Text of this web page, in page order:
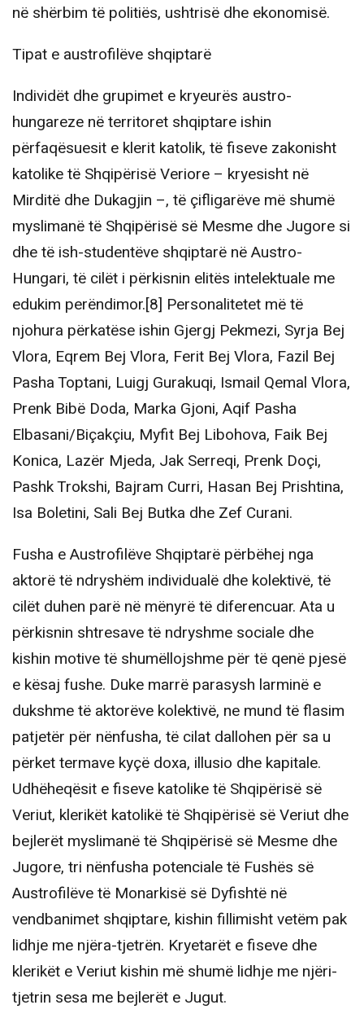
në shërbim të politiës, ushtrisë dhe ekonomisë.
Tipat e austrofilëve shqiptarë
Individët dhe grupimet e kryeurës austro-
hungareze në territoret shqiptare ishin
përfaqësuesit e klerit katolik, të fiseve zakonisht
katolike të Shqipërisë Veriore – kryesisht në
Mirditë dhe Dukagjin –, të çifligarëve më shumë
myslimanë të Shqipërisë së Mesme dhe Jugore si
dhe të ish-studentëve shqiptarë në Austro-
Hungari, të cilët i përkisnin elitës intelektuale me
edukim perëndimor.[8] Personalitetet më të
njohura përkatëse ishin Gjergj Pekmezi, Syrja Bej
Vlora, Eqrem Bej Vlora, Ferit Bej Vlora, Fazil Bej
Pasha Toptani, Luigj Gurakuqi, Ismail Qemal Vlora,
Prenk Bibë Doda, Marka Gjoni, Aqif Pasha
Elbasani/Biçakçiu, Myfit Bej Libohova, Faik Bej
Konica, Lazër Mjeda, Jak Serreqi, Prenk Doçi,
Pashk Trokshi, Bajram Curri, Hasan Bej Prishtina,
Isa Boletini, Sali Bej Butka dhe Zef Curani.
Fusha e Austrofilëve Shqiptarë përbëhej nga
aktorë të ndryshëm individualë dhe kolektivë, të
cilët duhen parë në mënyrë të diferencuar. Ata u
përkisnin shtresave të ndryshme sociale dhe
kishin motive të shumëllojshme për të qenë pjesë
e kësaj fushe. Duke marrë parasysh larminë e
dukshme të aktorëve kolektivë, ne mund të flasim
patjetër për nënfusha, të cilat dallohen për sa u
përket termave kyçë doxa, illusio dhe kapitale.
Udhëheqësit e fiseve katolike të Shqipërisë së
Veriut, klerikët katolikë të Shqipërisë së Veriut dhe
bejlerët myslimanë të Shqipërisë së Mesme dhe
Jugore, tri nënfusha potenciale të Fushës së
Austrofilëve të Monarkisë së Dyfishtë në
vendbanimet shqiptare, kishin fillimisht vetëm pak
lidhje me njëra-tjetrën. Kryetarët e fiseve dhe
klerikët e Veriut kishin më shumë lidhje me njëri-
tjetrin sesa me bejlerët e Jugut.